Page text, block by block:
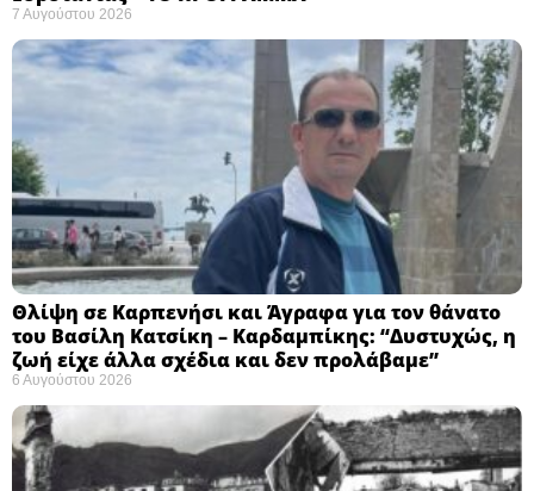
7 Αυγούστου 2026
Θλίψη σε Καρπενήσι και Άγραφα για τον θάνατο
του Βασίλη Κατσίκη – Καρδαμπίκης: “Δυστυχώς, η
ζωή είχε άλλα σχέδια και δεν προλάβαμε”
6 Αυγούστου 2026